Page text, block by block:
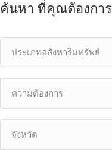
ค้นหา ที่คุณต้องการ
ประเภทอสังหาริมทรัพย์
ความต้องการ
จังหวัด